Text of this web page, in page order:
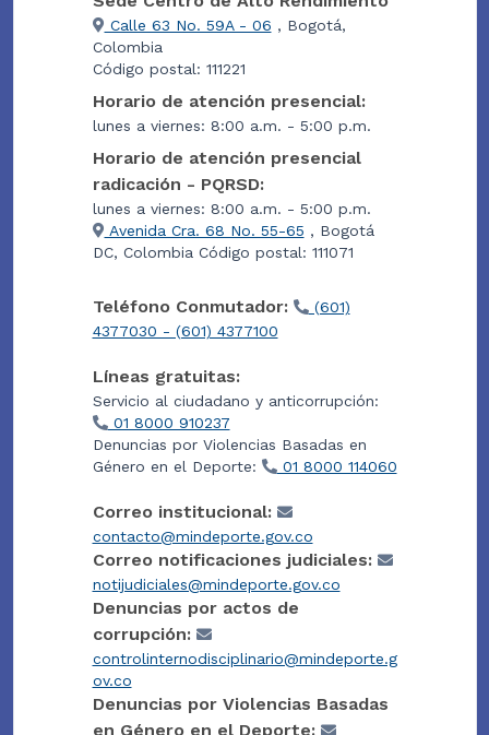
Calle 63 No. 59A - 06 , Bogotá,
Colombia
Código postal: 111221
Horario de atención presencial:
lunes a viernes: 8:00 a.m. - 5:00 p.m.
Horario de atención presencial
radicación - PQRSD:
lunes a viernes: 8:00 a.m. - 5:00 p.m.
Avenida Cra. 68 No. 55-65 , Bogotá
DC, Colombia Código postal: 111071
Teléfono Conmutador:
(601)
4377030 - (601) 4377100
Líneas gratuitas:
Servicio al ciudadano y anticorrupción:
01 8000 910237
Denuncias por Violencias Basadas en
Género en el Deporte:
01 8000 114060
Correo institucional:
contacto@mindeporte.gov.co
Correo notificaciones judiciales:
notijudiciales@mindeporte.gov.co
Denuncias por actos de
corrupción:
controlinternodisciplinario@mindeporte.g
ov.co
Denuncias por Violencias Basadas
en Género en el Deporte: